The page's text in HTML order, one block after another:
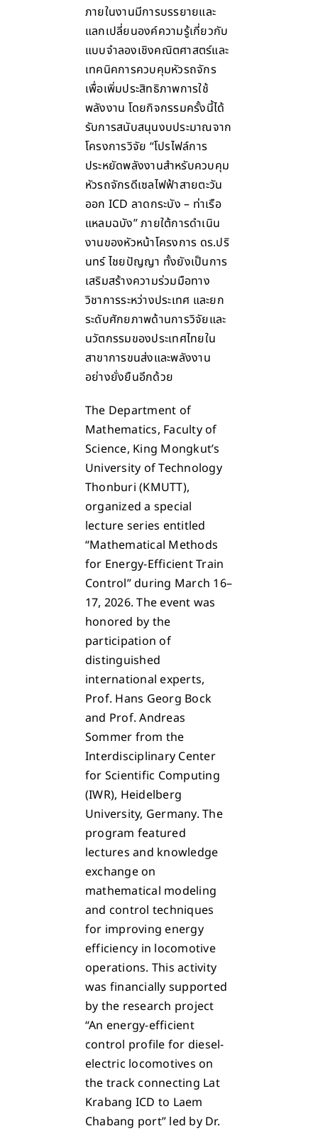
ภายในงานมีการบรรยายและ
แลกเปลี่ยนองค์ความรู้เกี่ยวกับ
แบบจำลองเชิงคณิตศาสตร์และ
เทคนิคการควบคุมหัวรถจักร
เพื่อเพิ่มประสิทธิภาพการใช้
พลังงาน โดยกิจกรรมครั้งนี้ได้
รับการสนับสนุนงบประมาณจาก
โครงการวิจัย “โปรไฟล์การ
ประหยัดพลังงานสำหรับควบคุม
หัวรถจักรดีเซลไฟฟ้าสายตะวัน
ออก ICD ลาดกระบัง – ท่าเรือ
แหลมฉบัง” ภายใต้การดำเนิน
งานของหัวหน้าโครงการ ดร.ปริ
นทร์ ไชยปัญญา ทั้งยังเป็นการ
เสริมสร้างความร่วมมือทาง
วิชาการระหว่างประเทศ และยก
ระดับศักยภาพด้านการวิจัยและ
นวัตกรรมของประเทศไทยใน
สาขาการขนส่งและพลังงาน
อย่างยั่งยืนอีกด้วย
The Department of
Mathematics, Faculty of
Science, King Mongkut’s
University of Technology
Thonburi (KMUTT),
organized a special
lecture series entitled
“Mathematical Methods
for Energy-Efficient Train
Control” during March 16–
17, 2026. The event was
honored by the
participation of
distinguished
international experts,
Prof. Hans Georg Bock
and Prof. Andreas
Sommer from the
Interdisciplinary Center
for Scientific Computing
(IWR), Heidelberg
University, Germany. The
program featured
lectures and knowledge
exchange on
mathematical modeling
and control techniques
for improving energy
efficiency in locomotive
operations. This activity
was financially supported
by the research project
“An energy-efficient
control profile for diesel-
electric locomotives on
the track connecting Lat
Krabang ICD to Laem
Chabang port” led by Dr.